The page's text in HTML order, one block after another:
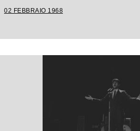
02 FEBBRAIO 1968